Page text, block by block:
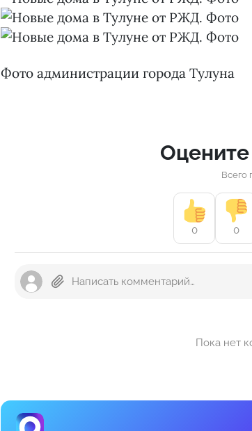
Фото администрации города Тулуна
Всего
0 0
Пока нет